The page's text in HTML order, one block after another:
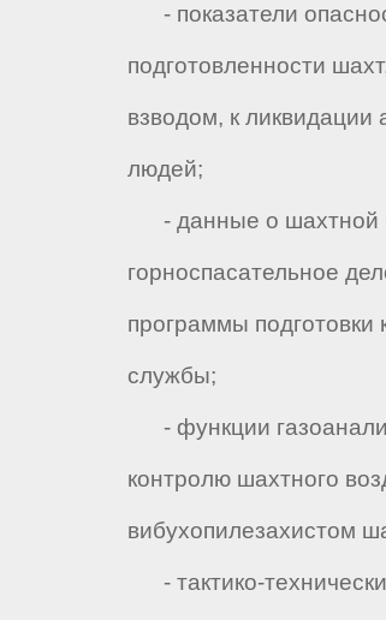
- показатели
подготовленности
взводом, к
людей;
- данные о шахтной
горноспасательное
программы подготовки
службы;
- функции
контролю шахтного
вибухопилезахистом
- тактико-